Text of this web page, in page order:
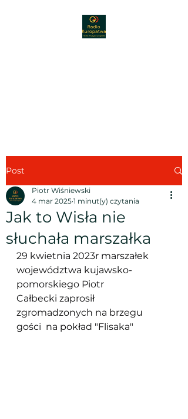
Post
Jak to Wisła nie
słuchała marszałka
Piotr Wiśniewski
4 mar 2025 1 minut(y) czytania
29 kwietnia 2023r marszałek
województwa kujawsko-
pomorskiego Piotr
Całbecki zaprosił
zgromadzonych na brzegu
gości  na pokład "Flisaka"